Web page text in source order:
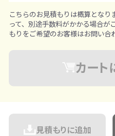
こちらのお見積もりは概算となり
って、別途手数料がかかる場合が
もりをご希望のお客様はお問い合
カート
見積もりに追加